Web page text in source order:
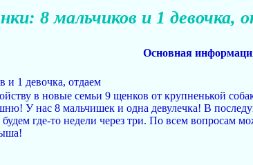
8 мальчиков и 1 девочка,
Основная
и 1 девочка, отдаем
в новые семьи 9 щенков от крупненькой
У нас 8 мальчишек и одна девулечка! В
будем где-то недели через три. По всем вопросам